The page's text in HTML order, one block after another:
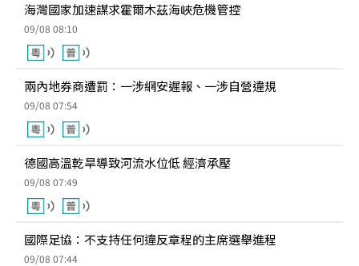
海灣國家加速謀求霍爾木茲海峽危機管控
09/08 08:10
兩內地券商遭罰：一涉網安遲報、一涉自營違規
09/08 07:54
德國高溫乾旱導致河流水位低 經濟承壓
09/08 07:49
國際足協：不支持任何違反章程的主席選舉進程
09/08 07:44